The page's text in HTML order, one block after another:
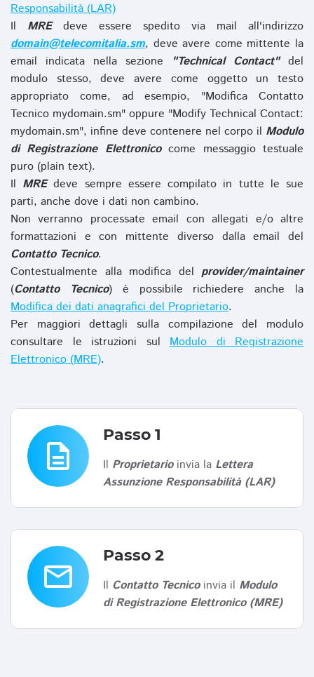
Responsabilità (LAR)
Il MREdeve essere spedito via mail all'indirizzo
domain@telecomitalia.sm, deve avere come mittente la
email indicata nella sezione
"Technical Contact"del
modulo stesso, deve avere come oggetto un testo
appropriato come, ad esempio, "Modifica Contatto
Tecnico mydomain.sm" oppure "Modify Technical Contact:
mydomain.sm", infine deve contenere nel corpo il Modulo
di Registrazione Elettronicocome messaggio testuale
puro (plain text).
Il MREdeve sempre essere compilato in tutte le sue
parti, anche dove i dati non cambino.
Non verranno processate email con allegati e/o altre
formattazioni e con mittente diverso dalla email del
Contatto Tecnico.
Contestualmente alla modifica del provider/maintainer
(Contatto Tecnico) è possibile richiedere anche la
Modifica dei dati anagrafici del Proprietario.
Per maggiori dettagli sulla compilazione del modulo
consultare le istruzioni sul Modulo di Registrazione
Elettronico (MRE).
description
Passo 1
Il Proprietarioinvia la Lettera
Assunzione Responsabilità (LAR)
email
Passo 2
Il Contatto Tecnicoinvia il Modulo
di Registrazione Elettronico (MRE)